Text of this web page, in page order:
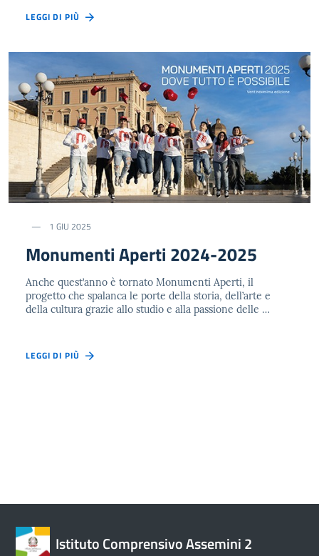
LEGGI DI PIÙ
1 GIU 2025
Monumenti Aperti 2024-2025
Anche quest’anno è tornato Monumenti Aperti, il
progetto che spalanca le porte della storia, dell’arte e
della cultura grazie allo studio e alla passione delle …
LEGGI DI PIÙ
Istituto Comprensivo Assemini 2